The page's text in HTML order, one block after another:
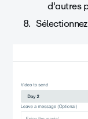
d'autres
Sélectionnez